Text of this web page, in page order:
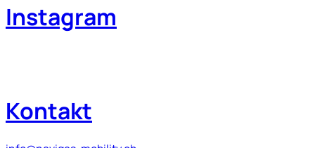
Instagram
Kontakt